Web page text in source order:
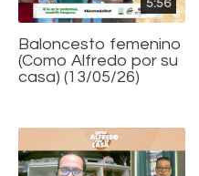
5:56
Baloncesto femenino
(Como Alfredo por su
casa) (13/05/26)